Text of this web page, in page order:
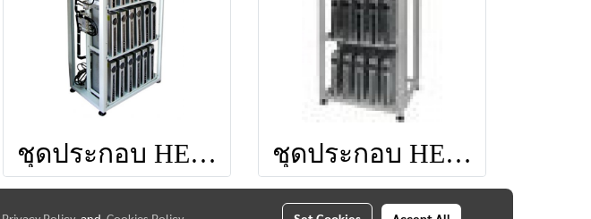
ชุดประกอบ HEAD END 20 CH ยี่ห้อ IDEASAT ชุดประกอบ HEAD END 16 CH ยี่ห้อ IDEASAT